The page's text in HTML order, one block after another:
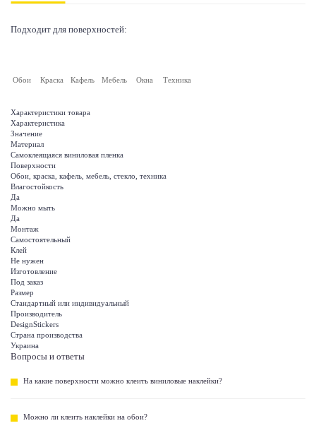
Подходит для поверхностей:
Обои Краска Кафель Мебель Окна Техника
Характеристики товара
Характеристика
Значение
Материал
Самоклеящаяся виниловая пленка
Поверхности
Обои, краска, кафель, мебель, стекло, техника
Влагостойкость
Да
Можно мыть
Да
Монтаж
Самостоятельный
Клей
Не нужен
Изготовление
Под заказ
Размер
Стандартный или индивидуальный
Производитель
DesignStickers
Страна производства
Украина
Вопросы и ответы
На какие поверхности можно клеить виниловые наклейки?
Можно ли клеить наклейки на обои?